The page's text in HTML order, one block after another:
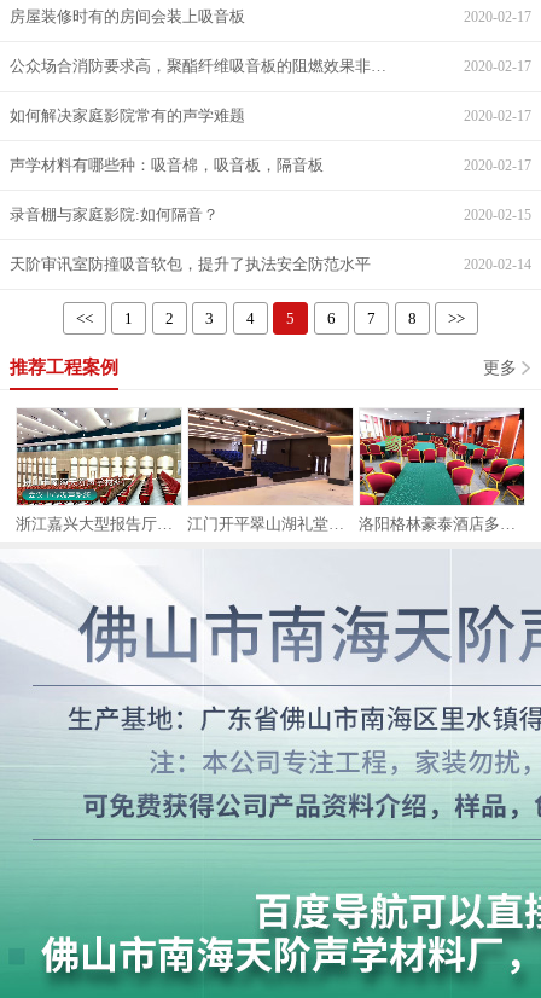
房屋装修时有的房间会装上吸音板 2020-02-17
公众场合消防要求高，聚酯纤维吸音板的阻燃效果非常重要 2020-02-17
如何解决家庭影院常有的声学难题 2020-02-17
声学材料有哪些种：吸音棉，吸音板，隔音板 2020-02-17
录音棚与家庭影院:如何隔音？ 2020-02-15
天阶审讯室防撞吸音软包，提升了执法安全防范水平 2020-02-14
<< 1 2 3 4 5 6 7 8 >>
推荐工程案例 更多